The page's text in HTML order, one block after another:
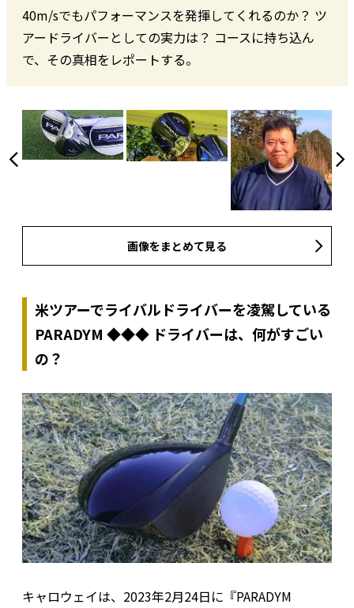
40m/sでもパフォーマンスを発揮してくれるのか？ ツ
アードライバーとしての実力は？ コースに持ち込ん
で、その真相をレポートする。
画像をまとめて見る
米ツアーでライバルドライバーを凌駕している
PARADYM ◆◆◆ ドライバーは、何がすごい
の？
キャロウェイは、2023年2月24日に『PARADYM